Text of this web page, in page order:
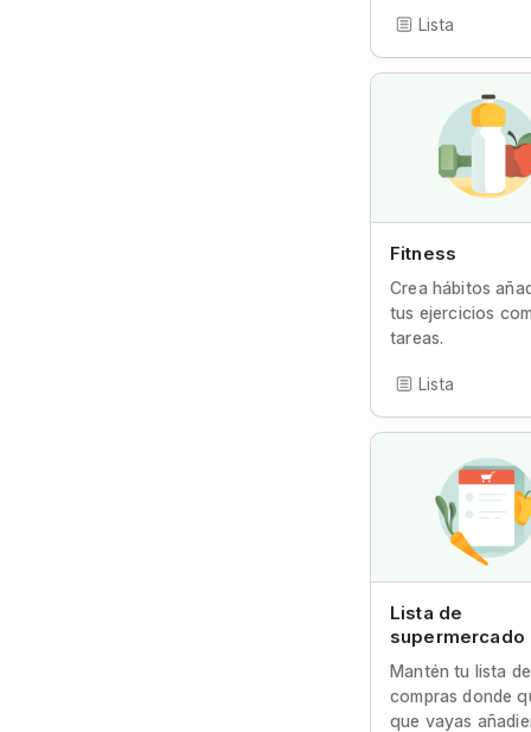
Lista
Fitness
Crea hábitos
tus ejercicios
tareas.
Lista
Lista de
supermercado
Mantén tu lista de
compras donde
que vayas